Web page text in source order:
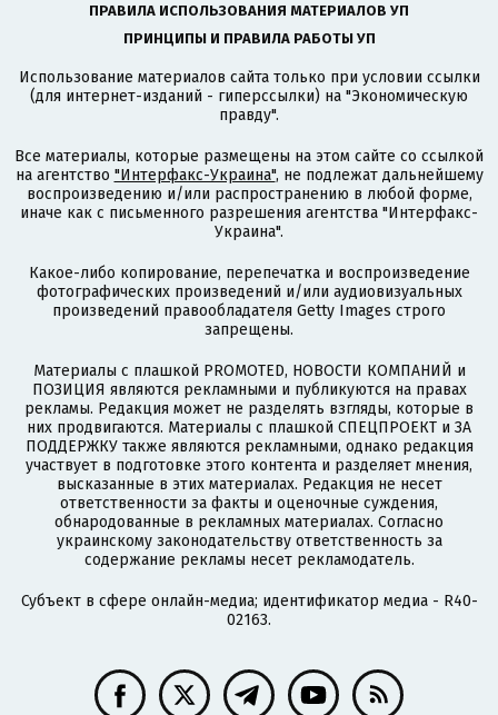
ПРАВИЛА ИСПОЛЬЗОВАНИЯ МАТЕРИАЛОВ УП
ПРИНЦИПЫ И ПРАВИЛА РАБОТЫ УП
Использование материалов сайта только при условии ссылки
(для интернет-изданий - гиперссылки) на "Экономическую
правду".
Все материалы, которые размещены на этом сайте со ссылкой
на агентство "Интерфакс-Украина", не подлежат дальнейшему
воспроизведению и/или распространению в любой форме,
иначе как с письменного разрешения агентства "Интерфакс-
Украина".
Какое-либо копирование, перепечатка и воспроизведение
фотографических произведений и/или аудиовизуальных
произведений правообладателя Getty Images строго
запрещены.
Материалы с плашкой PROMOTED, НОВОСТИ КОМПАНИЙ и
ПОЗИЦИЯ являются рекламными и публикуются на правах
рекламы. Редакция может не разделять взгляды, которые в
них продвигаются. Материалы с плашкой СПЕЦПРОЕКТ и ЗА
ПОДДЕРЖКУ также являются рекламными, однако редакция
участвует в подготовке этого контента и разделяет мнения,
высказанные в этих материалах. Редакция не несет
ответственности за факты и оценочные суждения,
обнародованные в рекламных материалах. Согласно
украинскому законодательству ответственность за
содержание рекламы несет рекламодатель.
Субъект в сфере онлайн-медиа; идентификатор медиа - R40-
02163.